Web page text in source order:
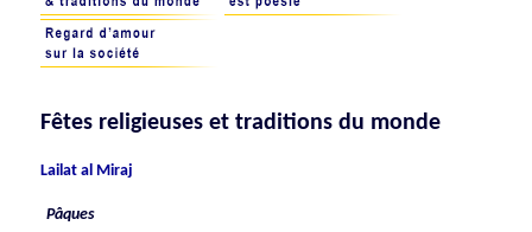
Fêtes religieuses et traditions du monde
Lailat al Miraj
Pâques